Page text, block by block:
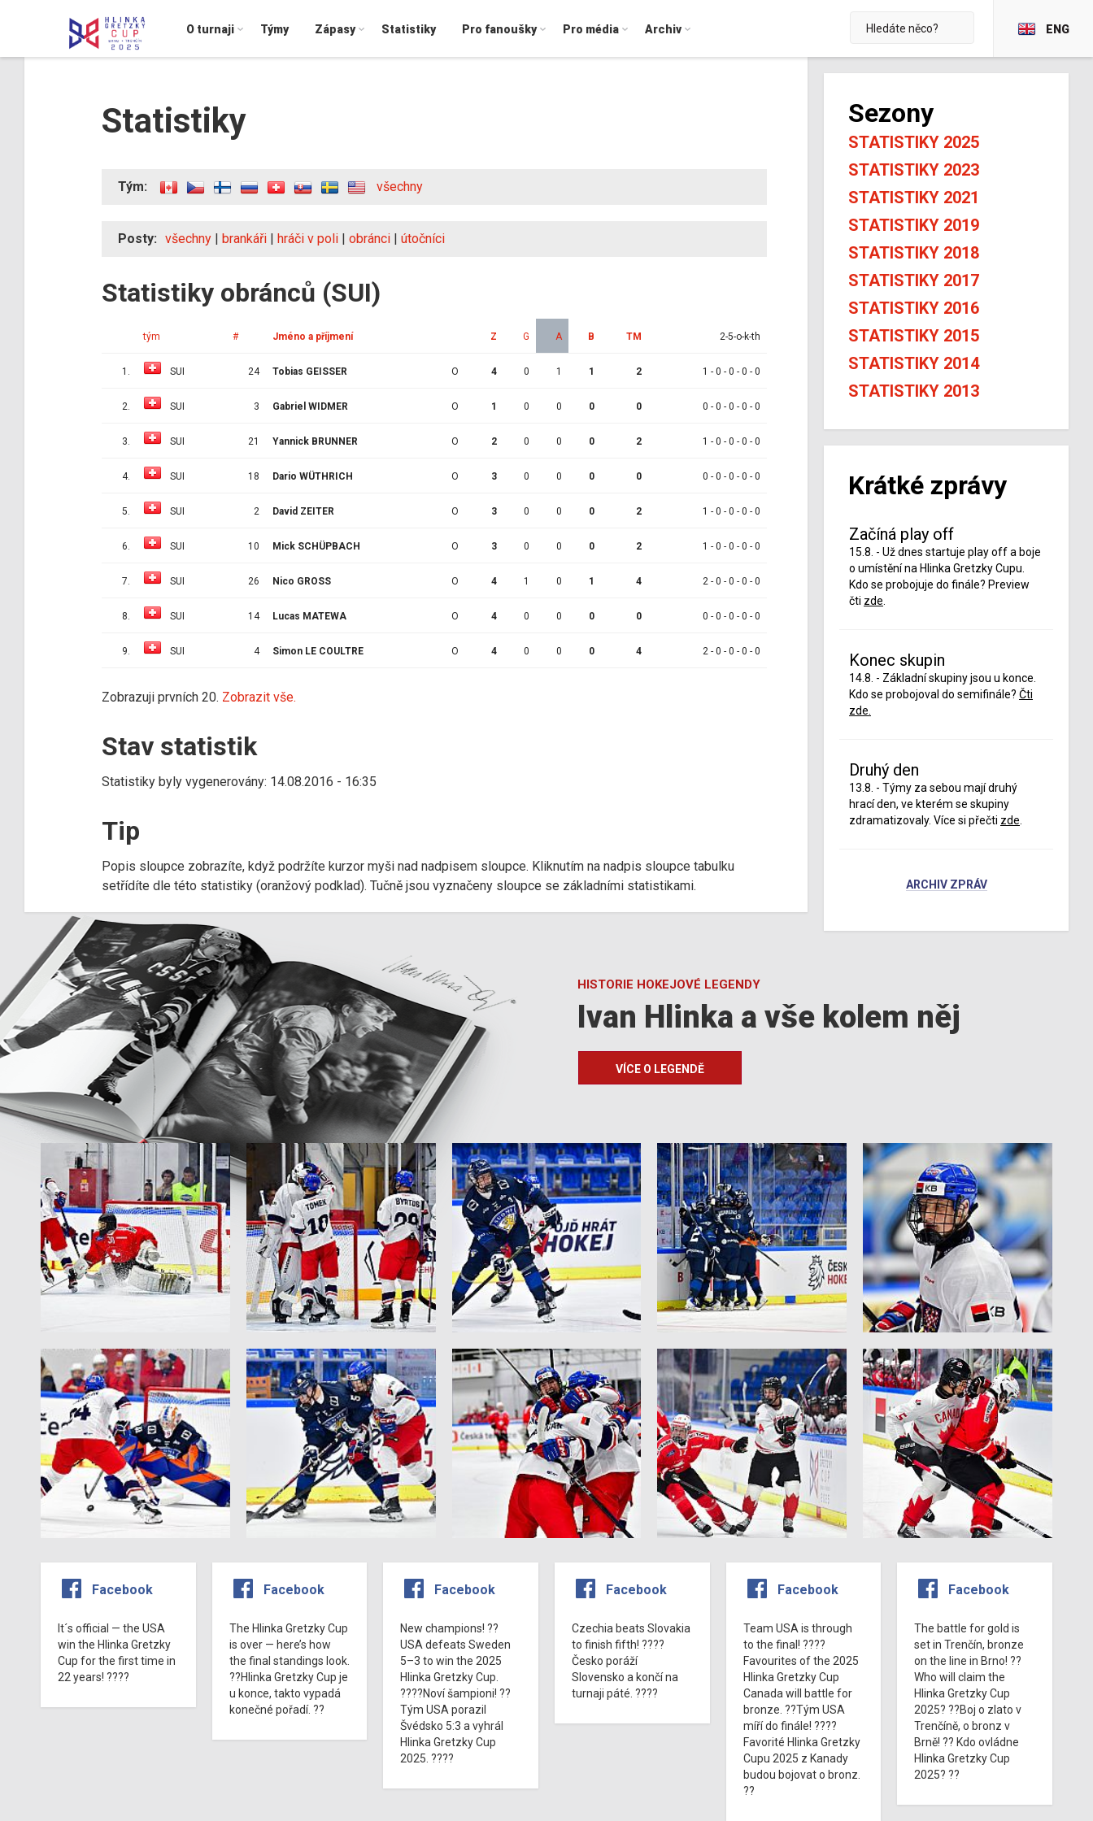
O turnaji Týmy Zápasy Statistiky Pro fanoušky Pro média Archiv ENG
Statistiky
Tým: všechny
Posty: všechny | brankáři | hráči v poli | obránci | útočníci
Statistiky obránců (SUI)
tým # Jméno a příjmení Z G A B TM 2-5-o-k-th
1. SUI 24 Tobias GEISSER O 4 0 1 1 2 1 - 0 - 0 - 0 - 0
2. SUI 3 Gabriel WIDMER O 1 0 0 0 0 0 - 0 - 0 - 0 - 0
3. SUI 21 Yannick BRUNNER O 2 0 0 0 2 1 - 0 - 0 - 0 - 0
4. SUI 18 Dario WÜTHRICH O 3 0 0 0 0 0 - 0 - 0 - 0 - 0
5. SUI 2 David ZEITER O 3 0 0 0 2 1 - 0 - 0 - 0 - 0
6. SUI 10 Mick SCHÜPBACH O 3 0 0 0 2 1 - 0 - 0 - 0 - 0
7. SUI 26 Nico GROSS O 4 1 0 1 4 2 - 0 - 0 - 0 - 0
8. SUI 14 Lucas MATEWA O 4 0 0 0 0 0 - 0 - 0 - 0 - 0
9. SUI 4 Simon LE COULTRE O 4 0 0 0 4 2 - 0 - 0 - 0 - 0
Zobrazuji prvních 20. Zobrazit vše.
Stav statistik
Statistiky byly vygenerovány: 14.08.2016 - 16:35
Tip
Popis sloupce zobrazíte, když podržíte kurzor myši nad nadpisem sloupce. Kliknutím na nadpis sloupce tabulku
setřídíte dle této statistiky (oranžový podklad). Tučně jsou vyznačeny sloupce se základními statistikami.
Sezony
STATISTIKY 2025
STATISTIKY 2023
STATISTIKY 2021
STATISTIKY 2019
STATISTIKY 2018
STATISTIKY 2017
STATISTIKY 2016
STATISTIKY 2015
STATISTIKY 2014
STATISTIKY 2013
Krátké zprávy
Začíná play off
15.8. - Už dnes startuje play off a boje
o umístění na Hlinka Gretzky Cupu.
Kdo se probojuje do finále? Preview
čti zde
Konec skupin
14.8. - Základní skupiny jsou u konce.
Kdo se probojoval do semifinále? Čti
zde.
Druhý den
13.8. - Týmy za sebou mají druhý
hrací den, ve kterém se skupiny
zdramatizovaly. Více si přečti zde
ARCHIV ZPRÁV
HISTORIE HOKEJOVÉ LEGENDY
Ivan Hlinka a vše kolem něj
VÍCE O LEGENDĚ
Facebook
It´s official — the USA
win the Hlinka Gretzky
Cup for the first time in
22 years! ????
Facebook
The Hlinka Gretzky Cup
is over — here’s how
the final standings look.
??Hlinka Gretzky Cup je
u konce, takto vypadá
konečné pořadí. ??
Facebook
New champions! ??
USA defeats Sweden
5–3 to win the 2025
Hlinka Gretzky Cup.
????Noví šampioni! ??
Tým USA porazil
Švédsko 5:3 a vyhrál
Hlinka Gretzky Cup
2025. ????
Facebook
Czechia beats Slovakia
to finish fifth! ????
Česko poráží
Slovensko a končí na
turnaji páté. ????
Facebook
Team USA is through
to the final! ????
Favourites of the 2025
Hlinka Gretzky Cup
Canada will battle for
bronze. ??Tým USA
míří do finále! ????
Favorité Hlinka Gretzky
Cupu 2025 z Kanady
budou bojovat o bronz.
??
Facebook
The battle for gold is
set in Trenčín, bronze
on the line in Brno! ??
Who will claim the
Hlinka Gretzky Cup
2025? ??Boj o zlato v
Trenčíně, o bronz v
Brně! ?? Kdo ovládne
Hlinka Gretzky Cup
2025? ??